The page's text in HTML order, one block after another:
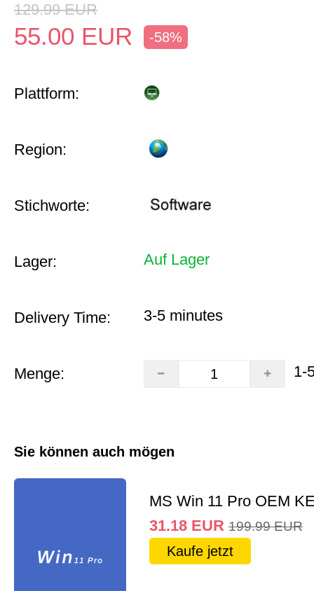
129.99 EUR
55.00 EUR -58%
Plattform:
Region:
Stichworte:
Lager: Auf Lager
Delivery Time: 3-5 minutes
Menge: 1-
Sie können auch mögen
MS Win 11 Pro OEM
31.18 EUR 199.99 EUR
Kaufe jetzt